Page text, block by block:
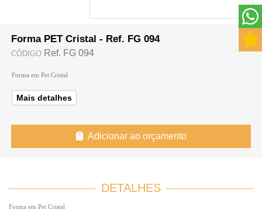
Forma PET Cristal - Ref. FG 094
CÓDIGO Ref. FG 094
Forma em Pet Cristal
Mais detalhes
Adicionar ao orçamento
DETALHES
Forma em Pet Cristal